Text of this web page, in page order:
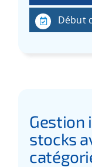
Début
Gestion
stocks